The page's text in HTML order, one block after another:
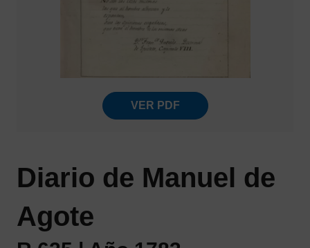
VER PDF
Diario de Manuel de
Agote